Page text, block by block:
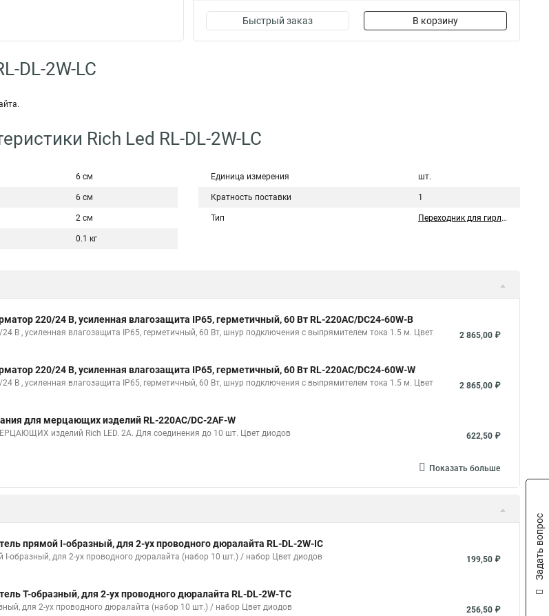
Быстрый заказ В корзину
DL-2W-LC
Rich Led RL-DL-2W-LC
6 см
6 см
2 см
0.1 кг
Единица измерения шт.
Кратность поставки 1
Тип Переходник для гирлянды
220/24 В, усиленная влагозащита IP65, герметичный, 60 Вт RL-220AC/DC24-60W-B
В , усиленная влагозащита IP65, герметичный, 60 Вт, шнур подключения с выпрямителем тока 1.5 м. Цвет
2 865,00 ₽
220/24 В, усиленная влагозащита IP65, герметичный, 60 Вт RL-220AC/DC24-60W-W
В , усиленная влагозащита IP65, герметичный, 60 Вт, шнур подключения с выпрямителем тока 1.5 м. Цвет
2 865,00 ₽
для мерцающих изделий RL-220AC/DC-2AF-W
изделий Rich LED. 2А. Для соединения до 10 шт. Цвет диодов 622,50 ₽
Показать больше
прямой I-образный, для 2-ух проводного дюралайта RL-DL-2W-IC
I-образный, для 2-ух проводного дюралайта (набор 10 шт.) / набор Цвет диодов 199,50 ₽
T-образный, для 2-ух проводного дюралайта RL-DL-2W-TC
для 2-ух проводного дюралайта (набор 10 шт.) / набор Цвет диодов 256,50 ₽
Задать вопрос